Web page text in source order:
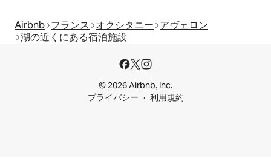
Airbnb フランス オクシタニー アヴェロン
湖の近くにある宿泊施設
© 2026 Airbnb, Inc.
プライバシー
利用規約